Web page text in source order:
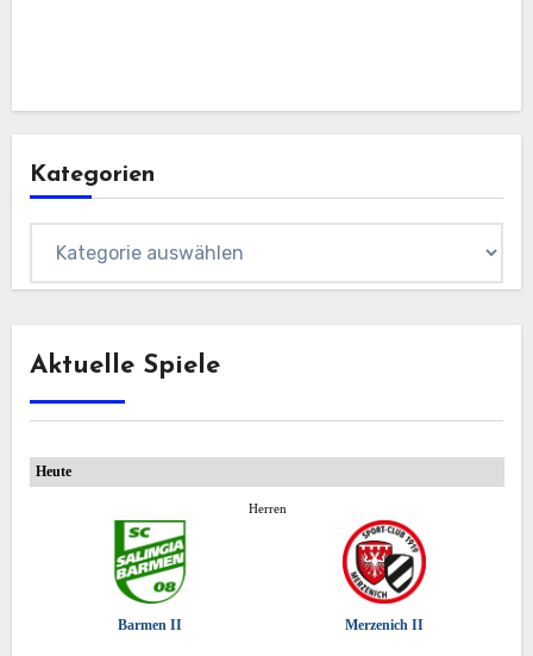
Kategorien
Aktuelle Spiele